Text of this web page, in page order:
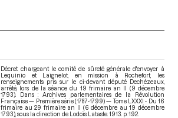
Décret chargeant le comité de sûreté générale d'envoyer à
Lequinio et Laignelot, en mission à Rochefort, les
renseignements pris sur le ci-devant député Dechézeaux,
arrêté, lors de la séance du 19 frimaire an II (9 décembre
1793). Dans : Archives parlementaires de la Révolution
Française — Première série (1787-1799) — Tome LXXXI - Du 16
frimaire au 29 frimaire an II (6 décembre au 19 décembre
1793) , sous la direction de Lodoïs Lataste. 1913. p. 192.